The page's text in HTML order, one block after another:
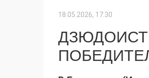
18.05.2026, 17:30
ДЗЮДОИСТ